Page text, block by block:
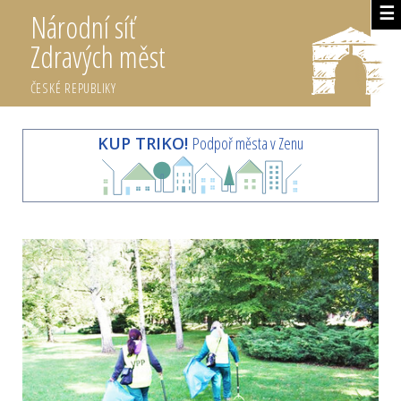
☰
Národní síť
Zdravých měst
ČESKÉ REPUBLIKY
KUP TRIKO! Podpoř města v Zenu